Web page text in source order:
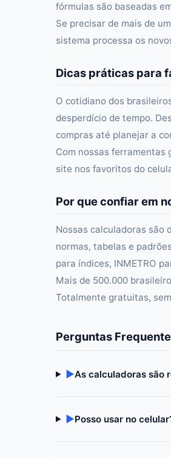
fórmulas são baseadas
Se precisar de mais de
sistema processa os
Dicas práticas para
O cotidiano dos
desperdício de tempo.
compras até planejar a
Com nossas ferramentas
site nos favoritos do
Por que confiar em
Nossas calculadoras são
normas, tabelas e
para índices, INMETRO
Mais de 500.000
Totalmente gratuitas,
Perguntas
▶As calculadoras são
▶Posso usar no